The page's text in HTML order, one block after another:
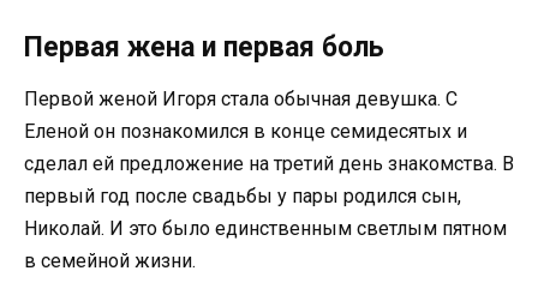
Первая жена и первая боль
Первой женой Игоря стала обычная девушка. С
Еленой он познакомился в конце семидесятых и
сделал ей предложение на третий день знакомства. В
первый год после свадьбы у пары родился сын,
Николай. И это было единственным светлым пятном
в семейной жизни.